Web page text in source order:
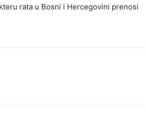
rata u Bosni i Hercegovini prenosi